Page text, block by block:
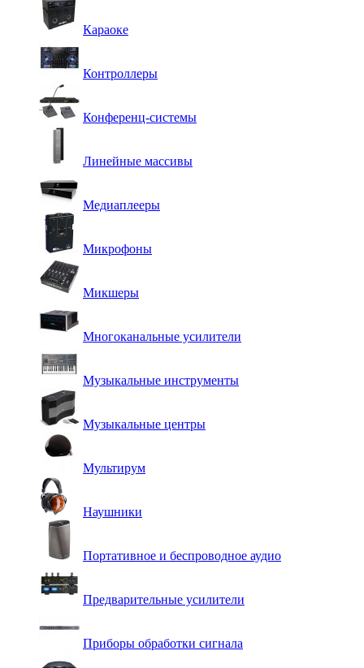
Караоке
Контроллеры
Конференц-системы
Линейные массивы
Медиаплееры
Микрофоны
Микшеры
Многоканальные усилители
Музыкальные инструменты
Музыкальные центры
Мультирум
Наушники
Портативное и беспроводное аудио
Предварительные усилители
Приборы обработки сигнала